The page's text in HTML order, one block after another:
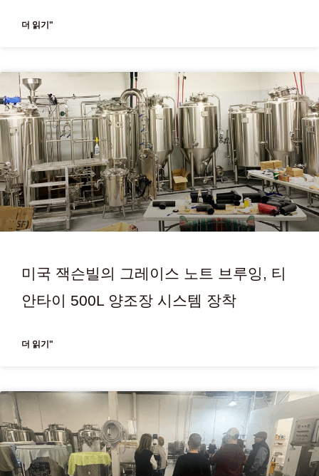
더 읽기"
미국 잭슨빌의 그레이스 노트 브루잉, 티
안타이 500L 양조장 시스템 장착
더 읽기"